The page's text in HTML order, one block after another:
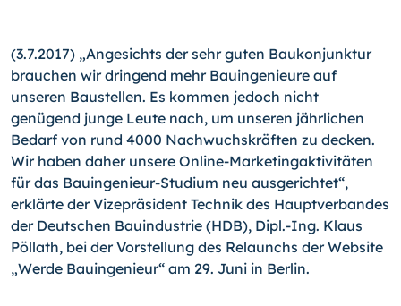
(3.7.2017) „Angesichts der sehr guten Baukonjunktur
brauchen wir dringend mehr Bauingenieure auf
unseren Baustellen. Es kommen jedoch nicht
genügend junge Leute nach, um unseren jährlichen
Bedarf von rund 4000 Nachwuchskräften zu decken.
Wir haben daher unsere Online-Marketingaktivitäten
für das Bauingenieur-Studium neu ausgerichtet“,
erklärte der Vizepräsident Technik des Hauptverbandes
der Deutschen Bauindustrie (HDB), Dipl.-Ing. Klaus
Pöllath, bei der Vorstellung des Relaunchs der Website
„Werde Bauingenieur“ am 29. Juni in Berlin.